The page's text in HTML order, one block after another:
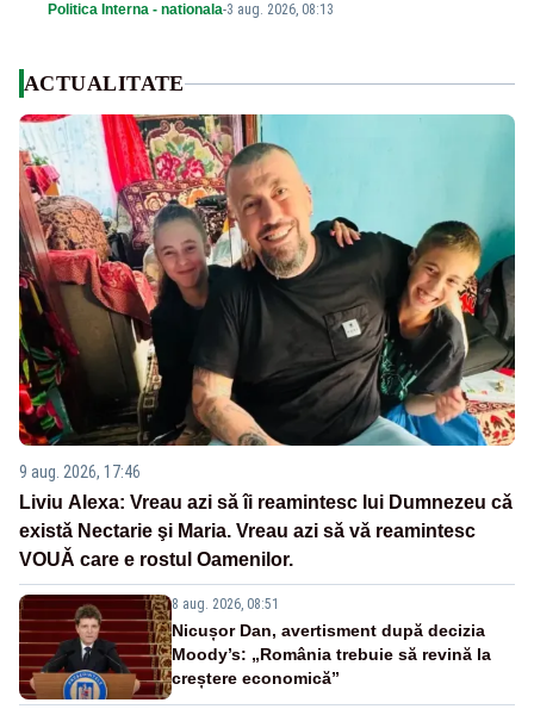
Politica Interna - nationala-3 aug. 2026, 08:13
incompatibil sau în conflict de interese trebuie să plece
ACTUALITATE
9 aug. 2026, 17:46
Liviu Alexa: Vreau azi sǎ îi reamintesc lui Dumnezeu cǎ
existǎ Nectarie şi Maria. Vreau azi sǎ vǎ reamintesc
VOUǍ care e rostul Oamenilor.
8 aug. 2026, 08:51
Nicușor Dan, avertisment după decizia
Moody’s: „România trebuie să revină la
creștere economică”